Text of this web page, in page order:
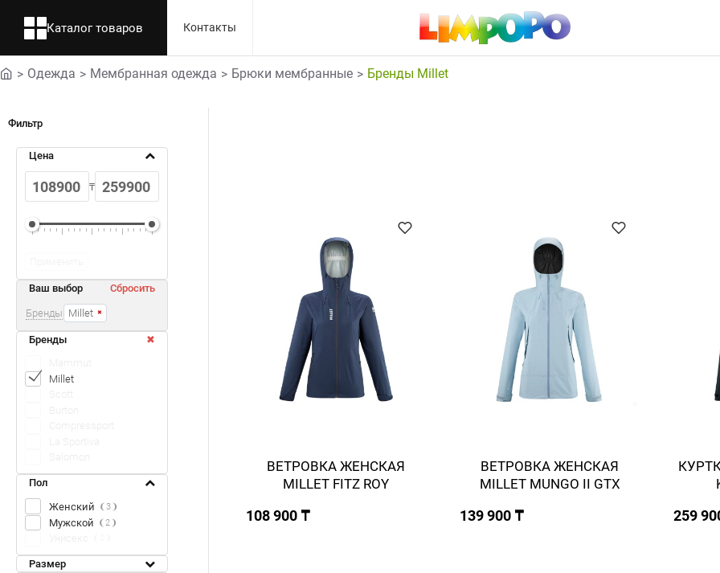
Каталог товаров Контакты
Одежда Мембранная одежда Брюки мембранные Бренды Millet
Фильтр
Цена
₸
Ваш выбор Сбросить
Бренды Millet
Бренды
Millet
Пол
Женский 3
Мужской 2
Размер
ВЕТРОВКА ЖЕНСКАЯ
MILLET FITZ ROY
108 900 ₸
ВЕТРОВКА ЖЕНСКАЯ
MILLET MUNGO II GTX
139 900 ₸ 259